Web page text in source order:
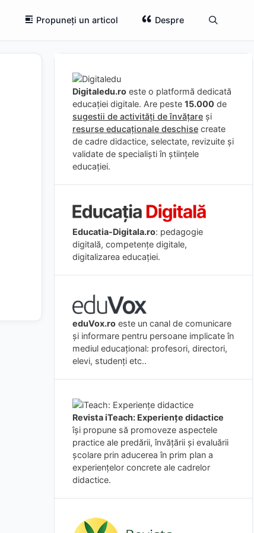
Propuneți un articol Despre
Digitaledu.ro este o platformă dedicată
educației digitale. Are peste 15.000 de
sugestii de activități de învățare și
resurse educaționale deschise create
de cadre didactice, selectate, revizuite și
validate de specialiști în științele
educației.
Educatia-Digitala.ro: pedagogie
digitală, competențe digitale,
digitalizarea educației.
eduVox.ro este un canal de comunicare
și informare pentru persoane implicate în
mediul educațional: profesori, directori,
elevi, studenți etc..
Revista iTeach: Experienţe didactice
îşi propune să promoveze aspectele
practice ale predării, învăţării şi evaluării
şcolare prin aducerea în prim plan a
experienţelor concrete ale cadrelor
didactice.